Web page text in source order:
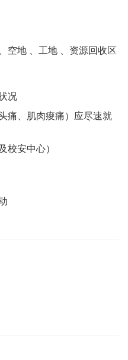
空地 、 工地 、 资源回收区
况
、肌肉痠痛）应尽速就
安中心）